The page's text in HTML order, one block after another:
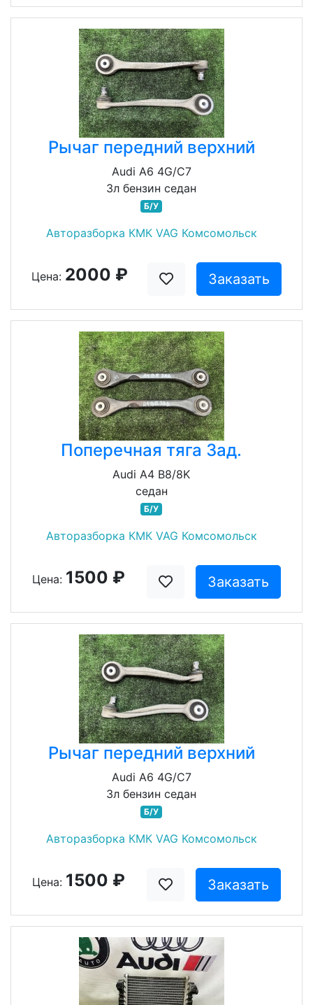
Рычаг передний верхний
Audi A6 4G/C7
3л бензин седан
Б/У
Авторазборка КМК VAG Комсомольск
Цена: 2000 ₽ Заказать
Поперечная тяга Зад.
Audi A4 B8/8K
седан
Б/У
Авторазборка КМК VAG Комсомольск
Цена: 1500 ₽ Заказать
Рычаг передний верхний
Audi A6 4G/C7
3л бензин седан
Б/У
Авторазборка КМК VAG Комсомольск
Цена: 1500 ₽ Заказать